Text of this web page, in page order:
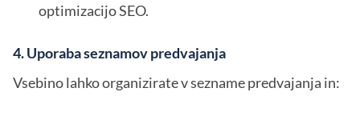
optimizacijo SEO.
4. Uporaba seznamov predvajanja
Vsebino lahko organizirate v sezname predvajanja in: